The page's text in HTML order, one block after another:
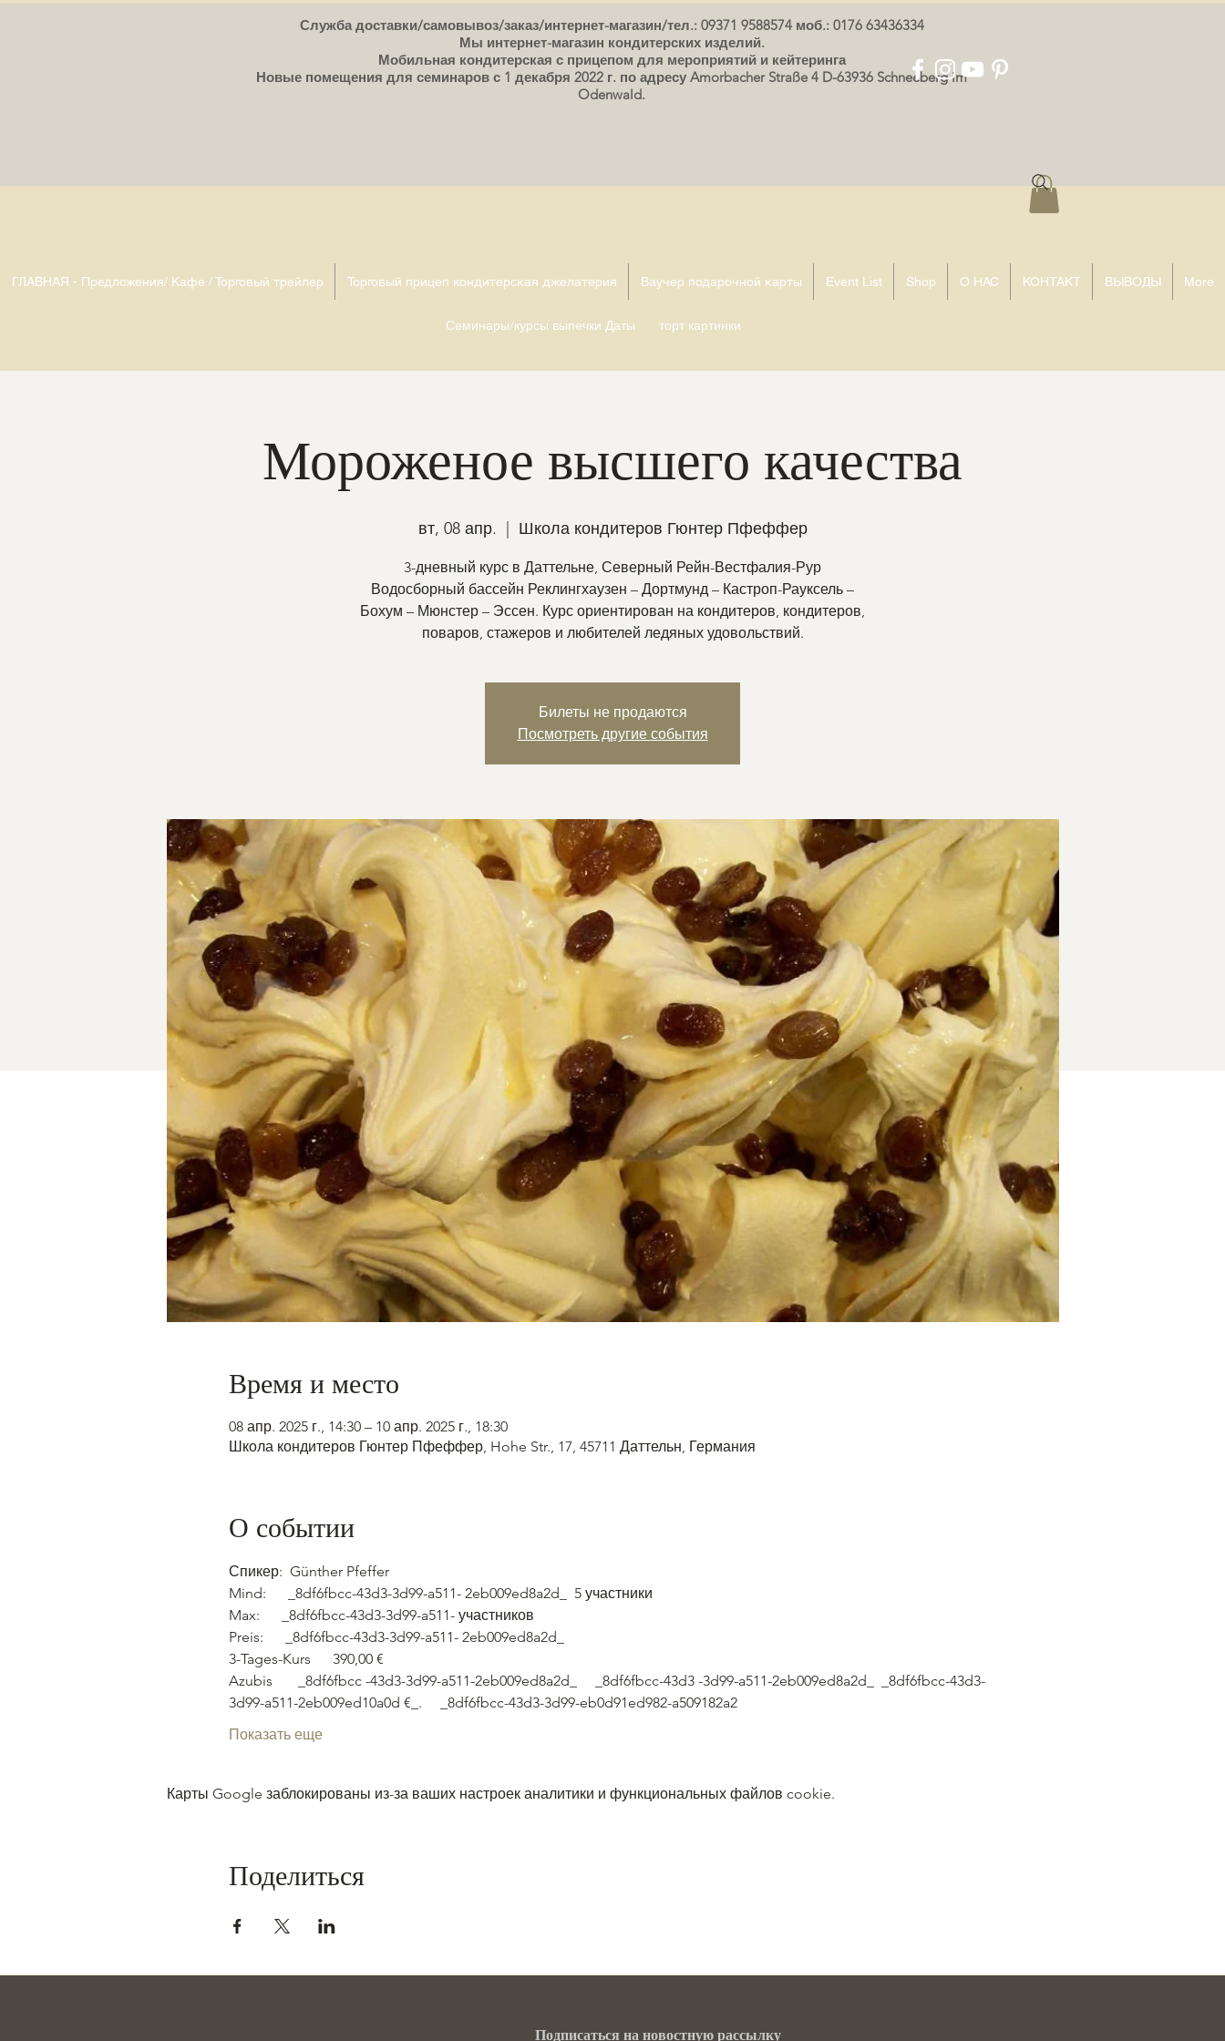
Служба доставки/самовывоз/заказ/интернет-магазин/тел.: 09371 9588574 моб.: 0176 63436334
Мы интернет-магазин кондитерских изделий.
Мобильная кондитерская с прицепом для мероприятий и кейтеринга
Новые помещения для семинаров с 1 декабря 2022 г. по адресу Amorbacher Straße 4 D-63936 Schneeberg im
Odenwald.
ГЛАВНАЯ - Предложения/ Кафе / Торговый трейлер Торговый прицеп кондитерская джелатерия Ваучер подарочной карты Event List Shop О НАС КОНТАКТ ВЫВОДЫ More
Семинары/курсы выпечки Даты торт картинки
Мороженое высшего качества
вт, 08 апр. Школа кондитеров Гюнтер Пфеффер
3-дневный курс в Даттельне, Северный Рейн-Вестфалия-Рур
Водосборный бассейн Реклингхаузен – Дортмунд – Кастроп-Рауксель –
Бохум – Мюнстер – Эссен. Курс ориентирован на кондитеров, кондитеров,
поваров, стажеров и любителей ледяных удовольствий.
Билеты не продаются
Посмотреть другие события
Время и место
08 апр. 2025 г., 14:30 – 10 апр. 2025 г., 18:30
Школа кондитеров Гюнтер Пфеффер, Hohe Str., 17, 45711 Даттельн, Германия
О событии
Спикер:  Günther Pfeffer
Mind:      _8df6fbcc-43d3-3d99-a511- 2eb009ed8a2d_  5 участники
Max:      _8df6fbcc-43d3-3d99-a511- участников
Preis:      _8df6fbcc-43d3-3d99-a511- 2eb009ed8a2d_
3-Tages-Kurs      390,00 €
Azubis       _8df6fbcc -43d3-3d99-a511-2eb009ed8a2d_     _8df6fbcc-43d3 -3d99-a511-2eb009ed8a2d_  _8df6fbcc-43d3-
3d99-a511-2eb009ed10a0d €_.     _8df6fbcc-43d3-3d99-eb0d91ed982-a509182a2
Показать еще
Карты Google заблокированы из-за ваших настроек аналитики и функциональных файлов cookie.
Поделиться
Подписаться на новостную рассылку